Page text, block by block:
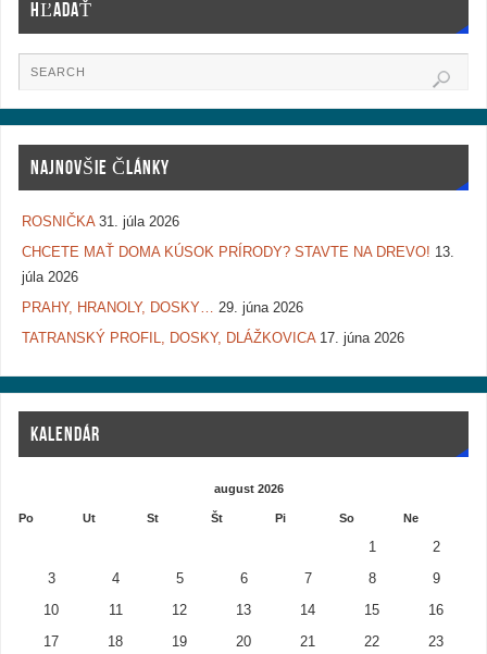
HĽADAŤ
NAJNOVŠIE ČLÁNKY
ROSNIČKA 31. júla 2026
CHCETE MAŤ DOMA KÚSOK PRÍRODY? STAVTE NA DREVO! 13.
júla 2026
PRAHY, HRANOLY, DOSKY… 29. júna 2026
TATRANSKÝ PROFIL, DOSKY, DLÁŽKOVICA 17. júna 2026
KALENDÁR
august 2026
Po Ut St Št Pi So Ne
1 2
3 4 5 6 7 8 9
10 11 12 13 14 15 16
17 18 19 20 21 22 23